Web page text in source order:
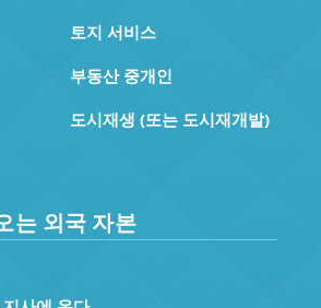
토지 서비스
부동산 중개인
도시재생 (또는 도시재개발)
는 외국 자본